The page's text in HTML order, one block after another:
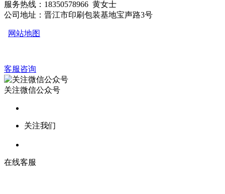
服务热线：18350578966 黄女士
公司地址：晋江市印刷包装基地宝声路3号
网站地图
客服咨询
关注微信公众号
关注我们
在线客服